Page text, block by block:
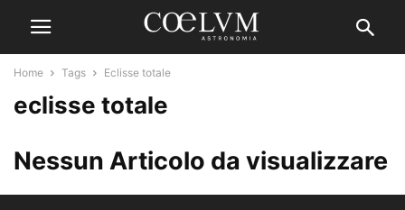
Home Tags Eclisse totale
eclisse totale
Nessun Articolo da visualizzare